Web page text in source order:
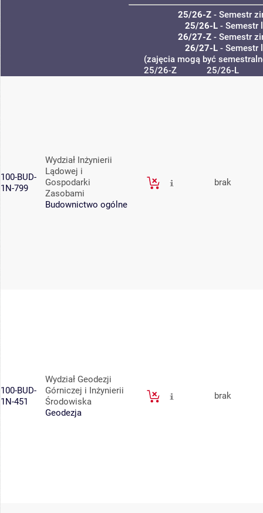
25/26-Z - Semestr
25/26-L - Semestr
26/27-Z - Semestr
26/27-L - Semestr
(zajęcia mogą być
25/26-Z
25/26-L
100-BUD-
1N-799
Wydział Inżynierii
Lądowej i
Gospodarki
Zasobami
Budownictwo ogólne
brak
100-BUD-
1N-451
Wydział Geodezji
Górniczej i Inżynierii
Środowiska
Geodezja
brak